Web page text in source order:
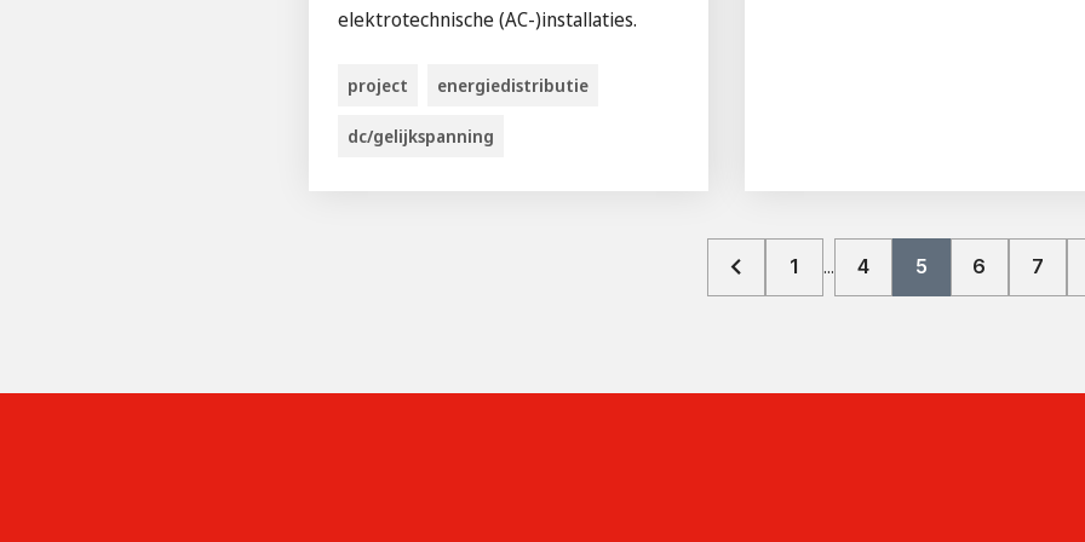
elektrotechnische (AC-)installaties.
project energiedistributie
dc/gelijkspanning
1 4 5 6 7